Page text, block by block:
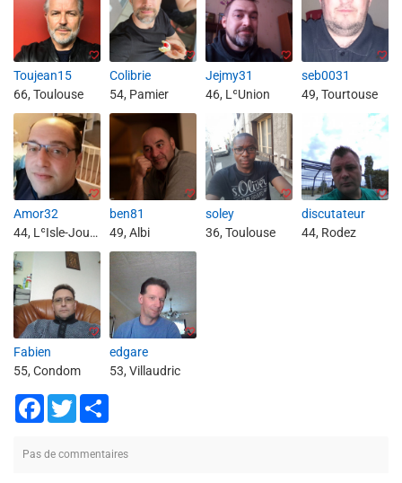
Toujean15
66, Toulouse
Colibrie
54, Pamier
Jejmy31
46, LʿUnion
seb0031
49, Tourtouse
Amor32
44, LʿIsle-Jourdain
ben81
49, Albi
soley
36, Toulouse
discutateur
44, Rodez
Fabien
55, Condom
edgare
53, Villaudric
Facebook
Twitter
Pas de commentaires